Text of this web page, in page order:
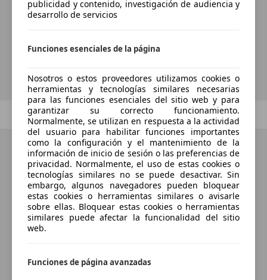
nuevos para su búsqueda?
Anterior 1/1 Siguiente
publicidad y contenido, investigación de audiencia y
desarrollo de servicios
Funciones esenciales de la página
Nosotros o estos proveedores utilizamos cookies o
herramientas y tecnologías similares necesarias
para las funciones esenciales del sitio web y para
garantizar su correcto funcionamiento.
Normalmente, se utilizan en respuesta a la actividad
del usuario para habilitar funciones importantes
como la configuración y el mantenimiento de la
información de inicio de sesión o las preferencias de
privacidad. Normalmente, el uso de estas cookies o
tecnologías similares no se puede desactivar. Sin
embargo, algunos navegadores pueden bloquear
estas cookies o herramientas similares o avisarle
sobre ellas. Bloquear estas cookies o herramientas
similares puede afectar la funcionalidad del sitio
web.
Funciones de página avanzadas